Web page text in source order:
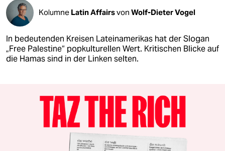
Kolumne Latin Affairsvon Wolf-Dieter Vogel
In bedeutenden Kreisen Lateinamerikas hat der Slogan
„Free Palestine“ popkulturellen Wert. Kritischen Blicke auf
die Hamas sind in der Linken selten.